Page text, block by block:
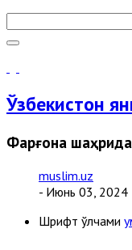
Ўзбекистон
Фарғона
muslim.uz
- Июнь 03, 2024
Шрифт ўлчами